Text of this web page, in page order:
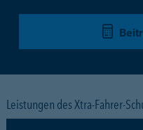
Leistungen des Xtra-Fahrer-